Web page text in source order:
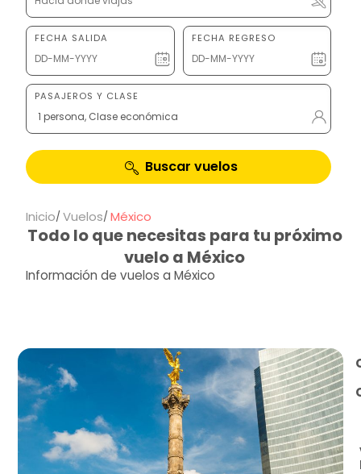
FECHA SALIDA FECHA REGRESO
PASAJEROS Y CLASE
1 persona, Clase económica
Buscar vuelos
Inicio Vuelos México
Todo lo que necesitas para tu próximo
vuelo a México
Información de vuelos a México